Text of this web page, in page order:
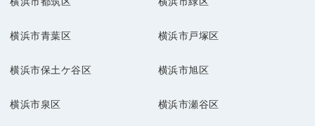
横浜市青葉区 横浜市戸塚区
横浜市保土ケ谷区 横浜市旭区
横浜市泉区 横浜市瀬谷区